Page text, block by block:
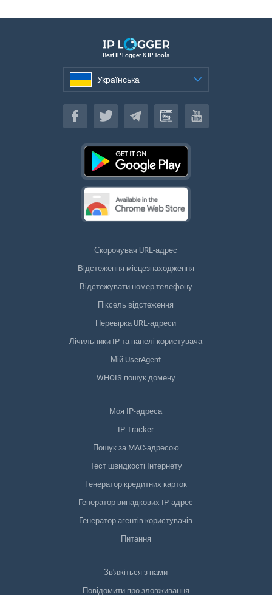
Best IP Logger & IP Tools
Українська
Українська
Скорочувач URL-адрес
Відстеження місцезнаходження
Відстежувати номер телефону
Піксель відстеження
Перевірка URL-адреси
Лічильники IP та панелі користувача
Мій UserAgent
WHOIS пошук домену
Моя IP-адреса
IP Tracker
Пошук за MAC-адресою
Тест швидкості Інтернету
Генератор кредитних карток
Генератор випадкових IP-адрес
Генератор агентів користувачів
Питання
Зв'яжіться з нами
Повідомити про зловживання